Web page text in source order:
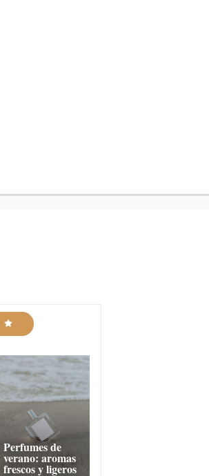
Perfumes de
verano: aromas
frescos y ligeros